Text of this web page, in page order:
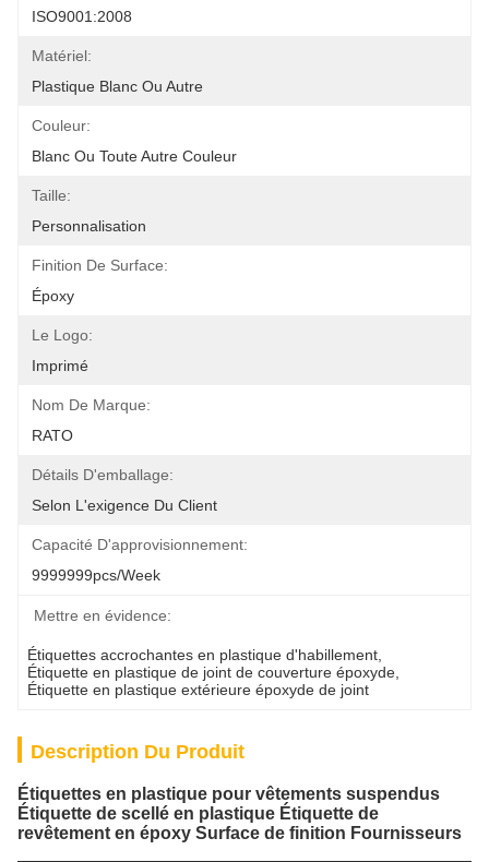
ISO9001:2008
Matériel:
Plastique Blanc Ou Autre
Couleur:
Blanc Ou Toute Autre Couleur
Taille:
Personnalisation
Finition De Surface:
Époxy
Le Logo:
Imprimé
Nom De Marque:
RATO
Détails D'emballage:
Selon L'exigence Du Client
Capacité D'approvisionnement:
9999999pcs/week
Mettre en évidence:
Étiquettes accrochantes en plastique d'habillement
Étiquette en plastique de joint de couverture époxyde
Étiquette en plastique extérieure époxyde de joint
Description Du Produit
Étiquettes en plastique pour vêtements suspendus
Étiquette de scellé en plastique Étiquette de
revêtement en époxy Surface de finition Fournisseurs